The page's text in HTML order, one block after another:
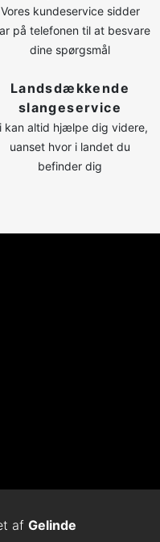
Vores kundeservice sidder
på telefonen til at besvare
dine spørgsmål
Landsdækkende
slangeservice
kan altid hjælpe dig videre,
uanset hvor i landet du
befinder dig
af Gelinde